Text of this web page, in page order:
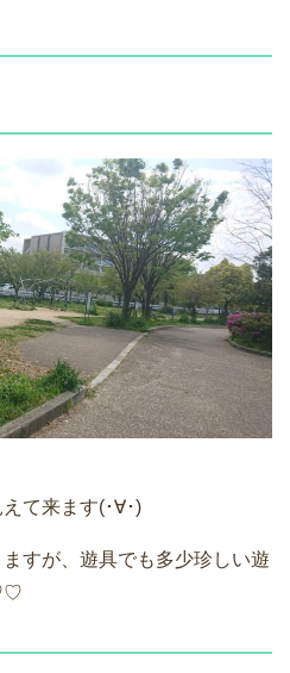
て来ます(･∀･)
すが、遊具でも多少珍しい遊